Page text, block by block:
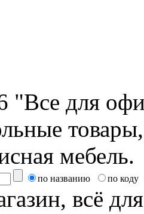
"Все для
мебель.
по названию по коду
всё